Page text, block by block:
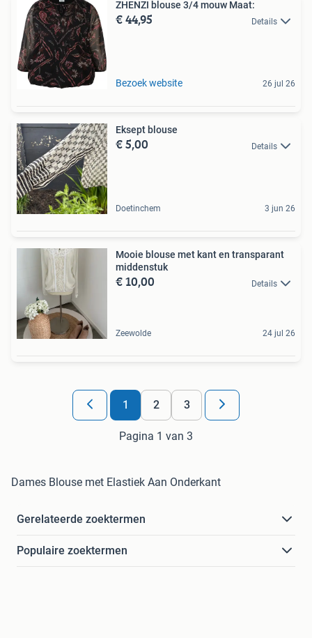
ZHENZI blouse 3/4 mouw Maat:
€ 44,95 Details
Bezoek website 26 jul 26
Eksept blouse
€ 5,00 Details
Doetinchem 3 jun 26
Mooie blouse met kant en transparant
middenstuk
€ 10,00 Details
Zeewolde 24 jul 26
1 2 3
Pagina 1 van 3
Dames Blouse met Elastiek Aan Onderkant
Gerelateerde zoektermen
Populaire zoektermen